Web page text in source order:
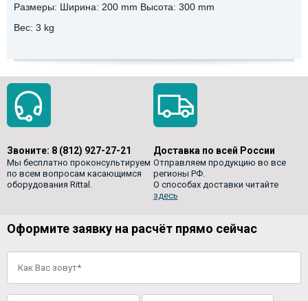
Размеры: Ширина: 200 mm Высота: 300 mm
Вес: 3 kg
Звоните: 8 (812) 927-27-21
Мы бесплатно проконсультируем
по всем вопросам касающимся
оборудования Rittal.
Доставка по всей России
Отправляем продукцию во все
регионы РФ.
О способах доставки читайте
здесь
Оформите заявку на расчёт прямо сейчас